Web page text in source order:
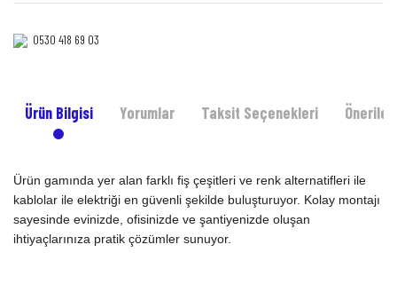
0530 418 69 03‎‎
Ürün Bilgisi Yorumlar Taksit Seçenekleri
Ürün gamında yer alan farklı fiş çeşitleri ve renk alternatifleri ile
kablolar ile elektriği en güvenli şekilde buluşturuyor. Kolay montajı
sayesinde evinizde, ofisinizde ve şantiyenizde oluşan
ihtiyaçlarınıza pratik çözümler sunuyor.